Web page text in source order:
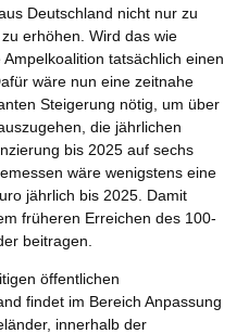
Deutschland nicht nur zu
erhöhen. Wird das wie
tatsächlich einen
wäre nun eine zeitnahe
Steigerung nötig, um über
die jährlichen
bis 2025 auf sechs
wäre wenigstens eine
jährlich bis 2025. Damit
früheren Erreichen des 100-
beitragen.
öffentlichen
findet im Bereich Anpassung
innerhalb der